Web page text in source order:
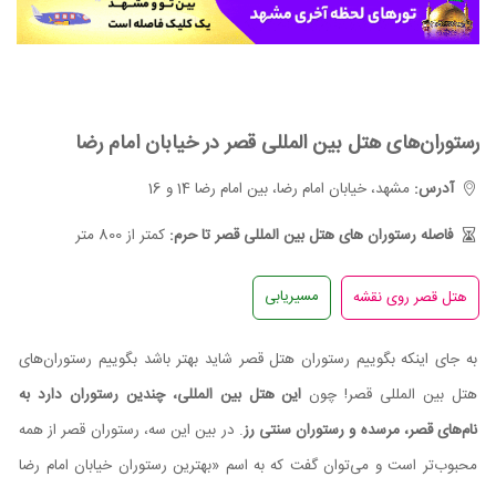
رستوران‌های هتل بین المللی قصر در خیابان امام رضا
آدرس:مشهد، خیابان امام رضا، بین امام رضا 14 و 16
فاصله رستوران های هتل بین المللی قصر تا حرم:کمتر از 800 متر
مسیریابی
به جای اینکه بگوییم رستوران هتل قصر شاید بهتر باشد بگوییم رستوران‌های
هتل بین المللی قصر! چون این هتل بین المللی، چندین رستوران دارد به
نام‌های قصر، مرسده و رستوران سنتی رز. در بین این سه، رستوران قصر از همه
محبوب‌تر است و می‌توان گفت که به اسم «بهترین رستوران خیابان امام رضا